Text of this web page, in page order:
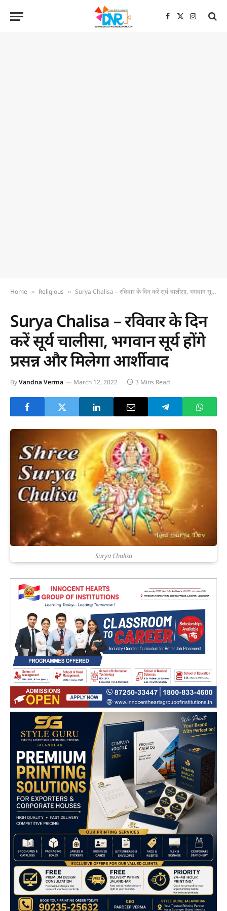
Facebook
X
Home » Religious » Surya Chalisa – रविवार के दिन करें सूर्य चालीसा, भगवान सूर्य होंगे प्रसन्न और मिलेगा आर्शीवाद
Surya Chalisa – रविवार के दिन
करें सूर्य चालीसा, भगवान सूर्य होंगे
प्रसन्न और मिलेगा आर्शीवाद
ByVandna Verma March 12, 2022 3 Mins Read
Surya Chalisa